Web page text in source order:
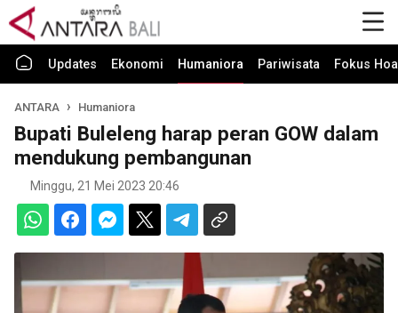
Updates Ekonomi Humaniora Pariwisata Fokus
ANTARA Humaniora
Bupati Buleleng harap peran GOW dalam
mendukung pembangunan
Minggu, 21 Mei 2023 20:46